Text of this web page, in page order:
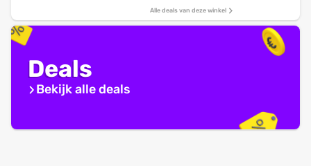
Alle deals van deze winkel
Deals
Bekijk alle deals